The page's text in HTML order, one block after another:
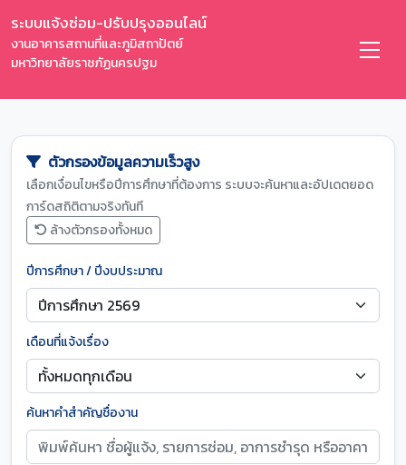
ระบบแจ้งซ่อม-ปรับปรุงออนไลน์
งานอาคารสถานที่และภูมิสถาปัตย์
มหาวิทยาลัยราชภัฏนครปฐม
ตัวกรองข้อมูลความเร็วสูง
เลือกเงื่อนไขหรือปีการศึกษาที่ต้องการ ระบบจะค้นหาและอัปเดตยอด
การ์ดสถิติตามจริงทันที
ล้างตัวกรองทั้งหมด
ปีการศึกษา / ปีงบประมาณ
เดือนที่แจ้งเรื่อง
ค้นหาคำสำคัญชื่องาน